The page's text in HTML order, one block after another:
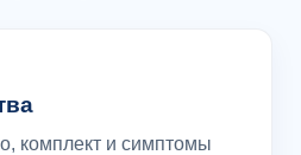
комплект и симптомы